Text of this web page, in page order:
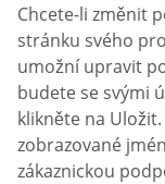
Chcete-li změnit
stránku svého
umožní upravit
budete se svými
klikněte na
zobrazované
zákaznickou